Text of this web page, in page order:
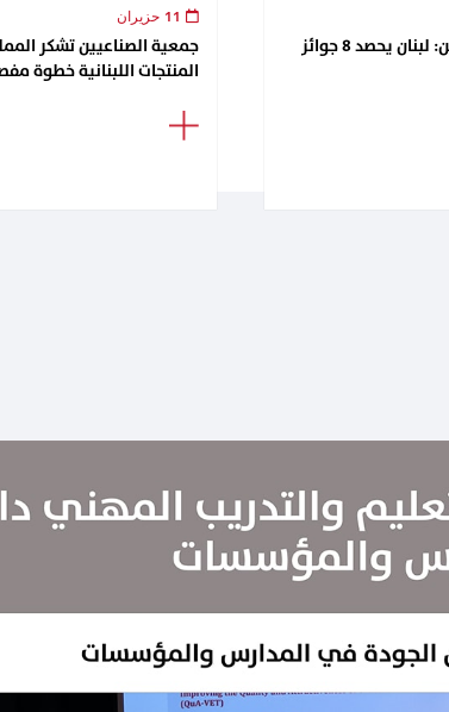
جمعية الصناعيين تشكر
المنتجات اللبنانية خطوة
لقاء تكريمي في جمعية الصناعيين: لبنان يحصد 8 جوائز